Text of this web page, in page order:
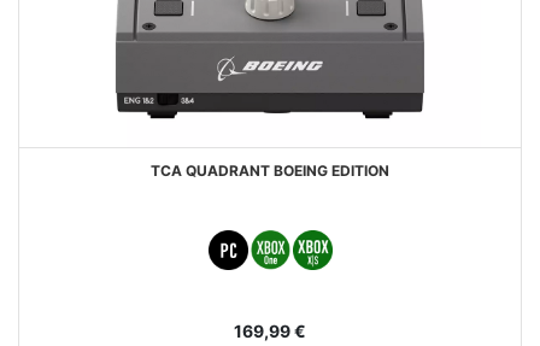
TCA QUADRANT BOEING EDITION
169,99 €